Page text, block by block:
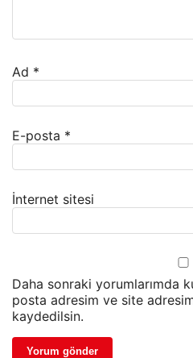
Ad *
E-posta *
İnternet sitesi
Daha sonraki yorumlarımda
posta adresim ve site
kaydedilsin.